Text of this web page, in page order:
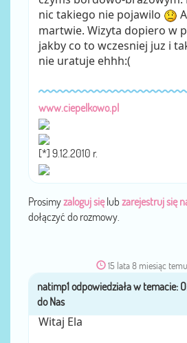
nic takiego nie pojawilo
martwie. Wizyta dopiero w
jakby co to wczesniej juz i
nie uratuje ehhh:(
www.ciepelkowo.pl
[*] 9.12.2010 r.
Prosimyzaloguj sięlub zarejestruj się
dołączyć do rozmowy.
15 lata 8 miesiąc temu
przez natimp1
Witaj Ela